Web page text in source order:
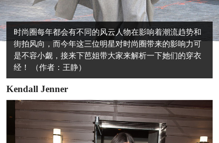
时尚圈每年都会有不同的风云人物在影响着潮流趋势和
街拍风向，而今年这三位明星对时尚圈带来的影响力可
是不容小觑，接来下芭姐带大家来解析一下她们的穿衣
经！ （作者：王静）
Kendall Jenner